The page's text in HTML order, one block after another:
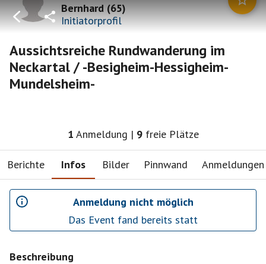
Bernhard(65)
Initiatorprofil
Aussichtsreiche Rundwanderung im
Neckartal / -Besigheim-Hessigheim-
Mundelsheim-
1 Anmeldung | 9 freie Plätze
Berichte Infos Bilder Pinnwand Anmeldungen
Anmeldung nicht möglich
Das Event fand bereits statt
Beschreibung